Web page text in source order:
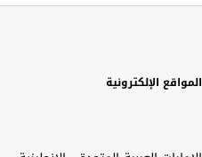
المواقع الإلكترونية